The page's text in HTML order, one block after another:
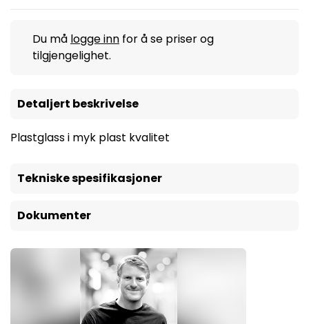
Du må logge inn for å se priser og
tilgjengelighet.
Detaljert beskrivelse
Plastglass i myk plast kvalitet
Tekniske spesifikasjoner
Dokumenter